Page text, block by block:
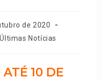
de 2020
Últimas Notícias
10 DE